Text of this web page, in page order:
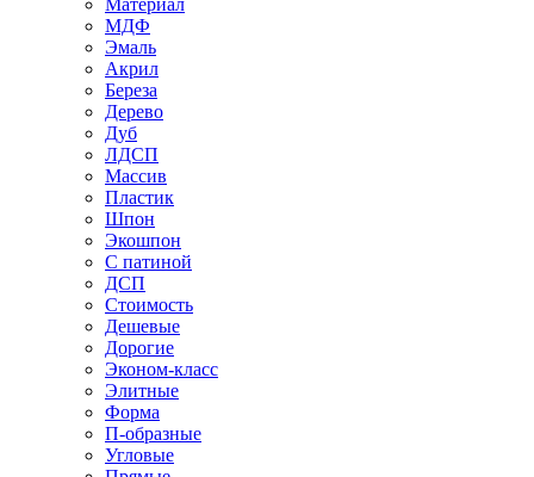
Материал
МДФ
Эмаль
Акрил
Береза
Дерево
Дуб
ЛДСП
Массив
Пластик
Шпон
Экошпон
С патиной
ДСП
Стоимость
Дешевые
Дорогие
Эконом-класс
Элитные
Форма
П-образные
Угловые